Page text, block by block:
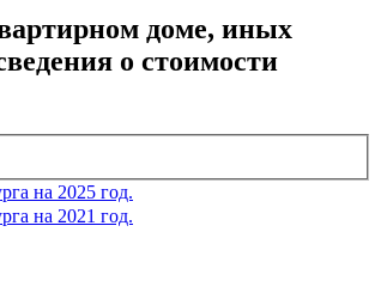
доме, иных
о стоимости
на 2025 год.
на 2021 год.